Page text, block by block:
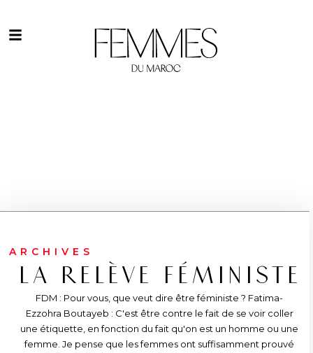
ARCHIVES
LA RELÈVE FÉMINISTE
FDM : Pour vous, que veut dire être féministe ? Fatima-
Ezzohra Boutayeb : C'est être contre le fait de se voir coller
une étiquette, en fonction du fait qu'on est un homme ou une
femme. Je pense que les femmes ont suffisamment prouvé